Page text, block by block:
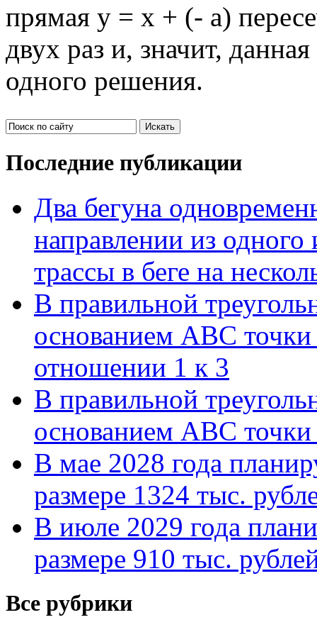
прямая у = х + (- а)
двух раз и, значит,
одного решения.
Последние публикации
Два бегуна
направлении из одного
трассы в беге на
В правильной
основанием АВС точки
отношении 1 к 3
В правильной
основанием АВС
В мае 2028 года
размере 1324 тыс.
В июле 2029 года
размере 910 тыс.
Все рубрики